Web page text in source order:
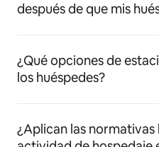
después de que mis
¿Qué opciones de
los huéspedes?
¿Aplican las normativas